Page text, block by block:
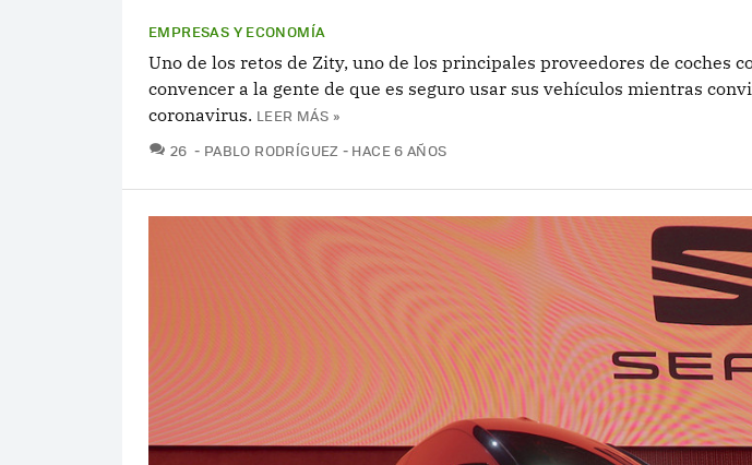
EMPRESAS Y ECONOMÍA
Uno de los retos de Zity, uno de los principales proveedores de coches
convencer a la gente de que es seguro usar sus vehículos mientras
coronavirus. LEER MÁS »
26 COMENTARIOS
PABLO RODRÍGUEZ HACE 6 AÑOS